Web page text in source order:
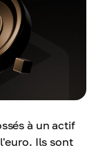
à un actif
Ils sont